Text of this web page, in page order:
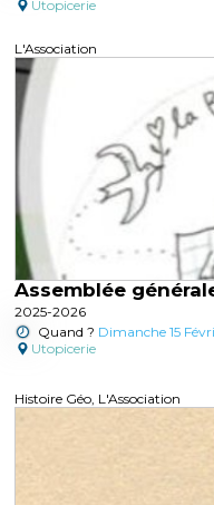
Utopicerie
L'Association
Assemblée
2025-2026
Quand ? Dimanche 15
Utopicerie
Histoire Géo, L'Association